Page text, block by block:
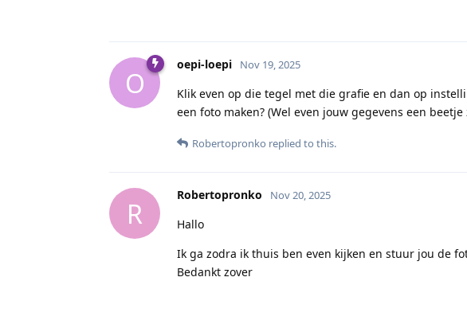
O
oepi-loepi Nov 19, 2025
Klik even op die tegel met die grafie en dan op
een foto maken? (Wel even jouw gegevens een beetje
Robertopronko replied to this.
R
Robertopronko Nov 20, 2025
Hallo
Ik ga zodra ik thuis ben even kijken en stuur jou de
Bedankt zover